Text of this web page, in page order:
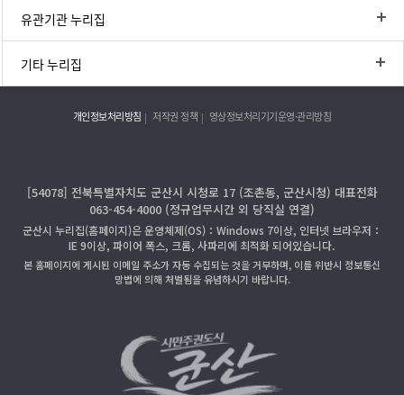
유관기관 누리집
기타 누리집
개인정보처리방침 저작권 정책 영상정보처리기기운영·관리방침
[54078] 전북특별자치도 군산시 시청로 17 (조촌동, 군산시청) 대표전화
063-454-4000 (정규업무시간 외 당직실 연결)
군산시 누리집(홈페이지)은 운영체제(OS)：Windows 7이상, 인터넷 브라우저：
IE 9이상, 파이어 폭스, 크롬, 사파리에 최적화 되어있습니다.
본 홈페이지에 게시된 이메일 주소가 자동 수집되는 것을 거부하며, 이를 위반시 정보통신
망법에 의해 처벌됨을 유념하시기 바랍니다.